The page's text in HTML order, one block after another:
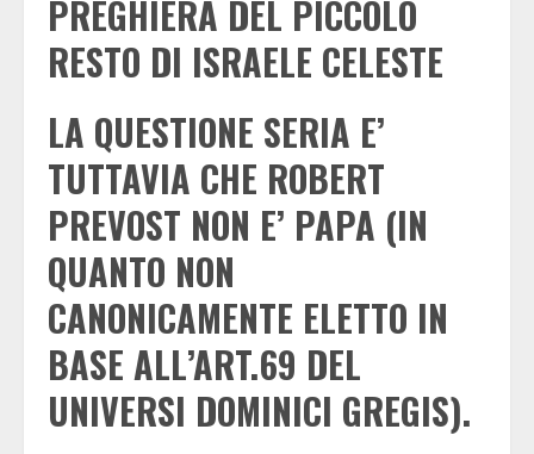
PREGHIERA DEL PICCOLO
RESTO DI ISRAELE CELESTE
LA QUESTIONE SERIA E’
TUTTAVIA CHE ROBERT
PREVOST NON E’ PAPA (IN
QUANTO NON
CANONICAMENTE ELETTO IN
BASE ALL’ART.69 DEL
UNIVERSI DOMINICI GREGIS).